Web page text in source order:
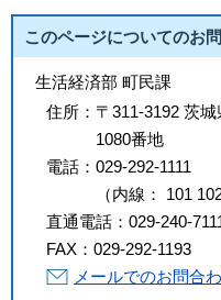
このページについてのお
生活経済部 町民課
住所： 〒311-3192 茨
1080番地
電話： 029-292-1111
（内線 ： 101
直通電話： 029-240-
FAX： 029-292-1193
メールでのお問合